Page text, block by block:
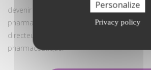
devenir propriétaire d’un laboratoire
pharmacien grossiste répartiteur peut viser
directeur de site ou encore de chef de
pharmaceutique.
Personalize
Privacy policy